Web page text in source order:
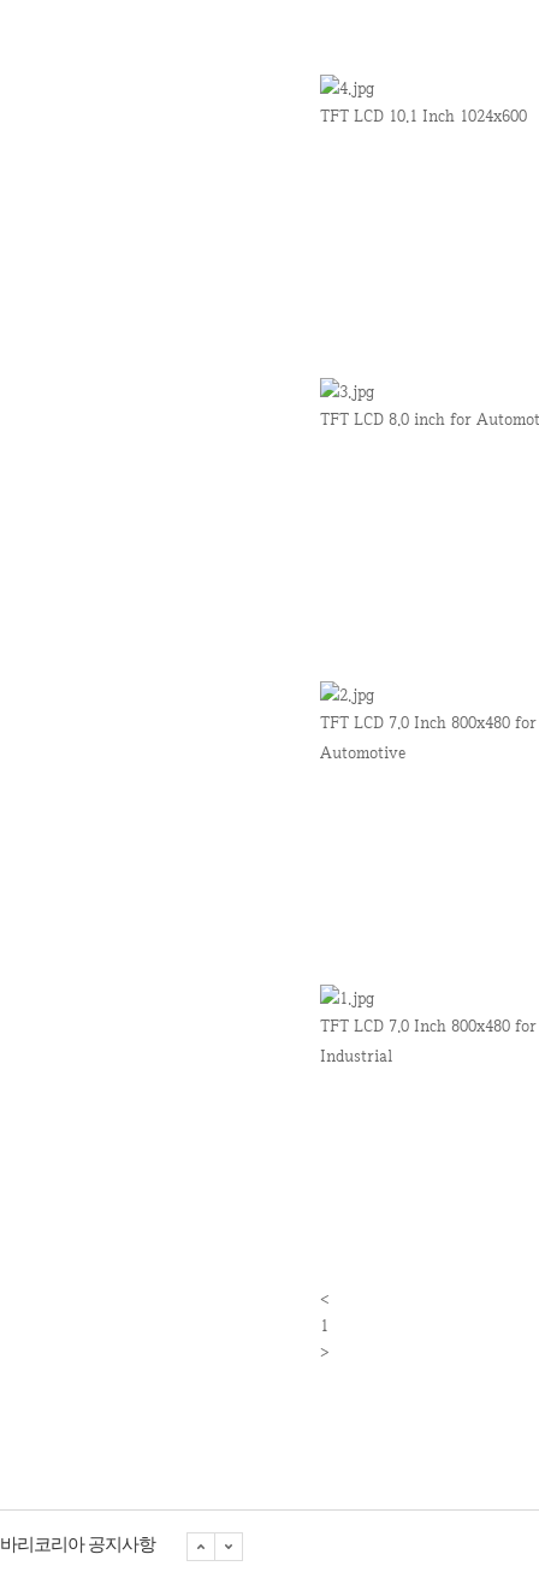
TFT LCD 10.1 Inch 1024x600
TFT LCD 8.0 inch for
TFT LCD 7.0 Inch 800x480 for
Automotive
TFT LCD 7.0 Inch 800x480 for
Industrial
<
1
>
바리코리아 공지사항